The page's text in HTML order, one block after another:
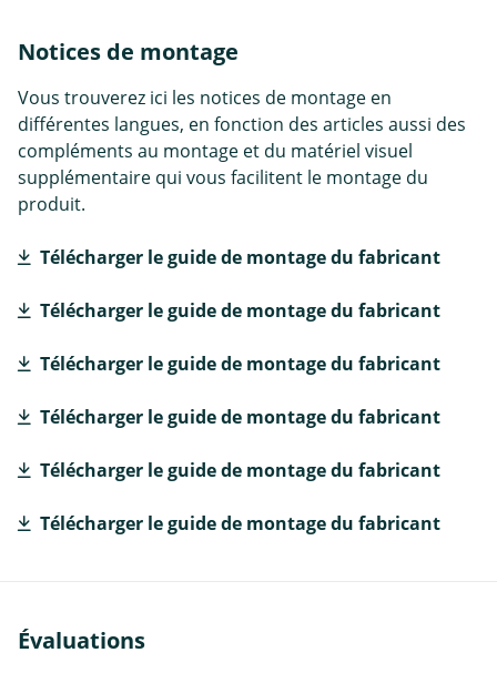
Notices de montage
Vous trouverez ici les notices de montage en
différentes langues, en fonction des articles aussi des
compléments au montage et du matériel visuel
supplémentaire qui vous facilitent le montage du
produit.
Télécharger le guide de montage du fabricant
Télécharger le guide de montage du fabricant
Télécharger le guide de montage du fabricant
Télécharger le guide de montage du fabricant
Télécharger le guide de montage du fabricant
Télécharger le guide de montage du fabricant
Évaluations